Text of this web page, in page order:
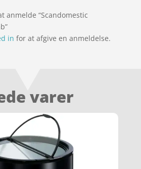
anmelde “Scandomestic
in for at afgive en anmeldelse.
varer